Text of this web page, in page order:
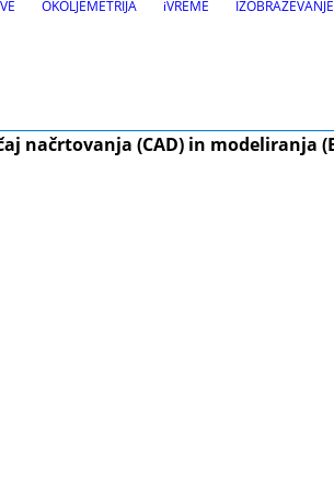
OKOLJEMETRIJA iVREME IZOBRAŽEVANJE
načrtovanja (CAD) in modeliranja
prog